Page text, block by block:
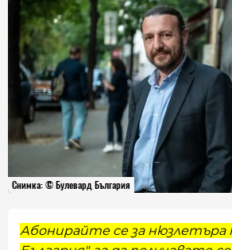
Снимка: © Булевард България
Абонирайте се за нюзлетъра